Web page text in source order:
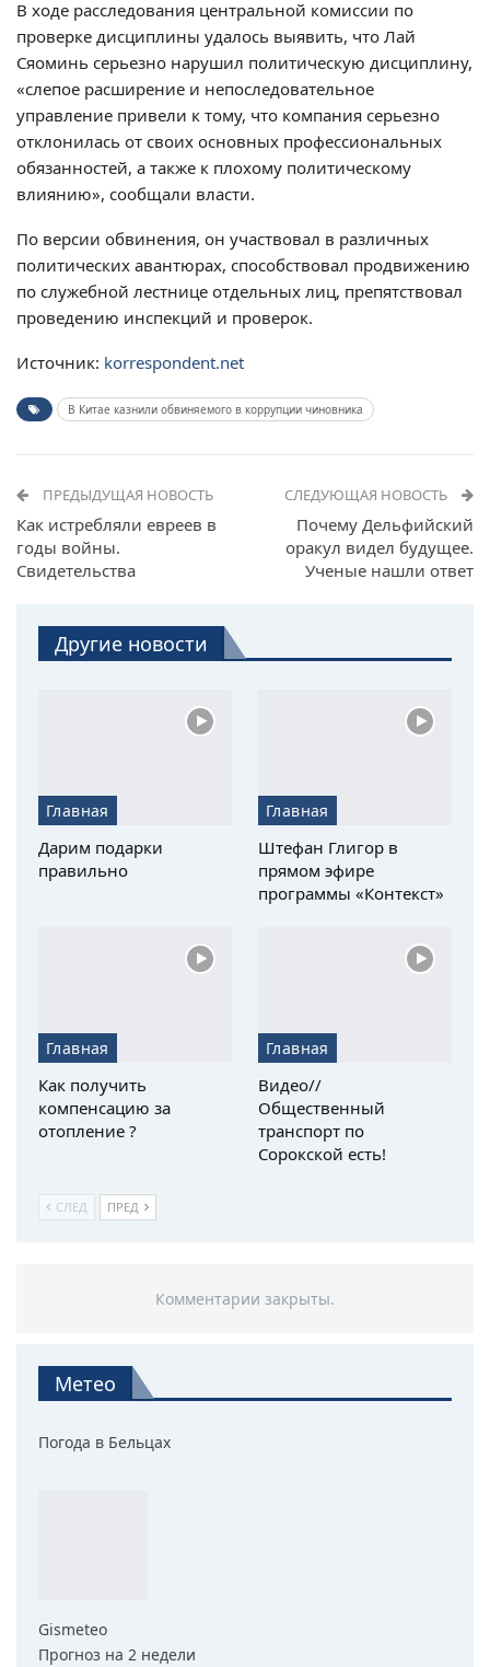
В ходе расследования центральной комиссии по
проверке дисциплины удалось выявить, что Лай
Сяоминь серьезно нарушил политическую дисциплину,
«слепое расширение и непоследовательное
управление привели к тому, что компания серьезно
отклонилась от своих основных профессиональных
обязанностей, а также к плохому политическому
влиянию», сообщали власти.
По версии обвинения, он участвовал в различных
политических авантюрах, способствовал продвижению
по служебной лестнице отдельных лиц, препятствовал
проведению инспекций и проверок.
Источник: korrespondent.net
В Китае казнили обвиняемого в коррупции чиновника
ПРЕДЫДУЩАЯ НОВОСТЬ
Как истребляли евреев в
годы войны.
Cвидетельства
СЛЕДУЮЩАЯ НОВОСТЬ
Почему Дельфийский
оракул видел будущее.
Ученые нашли ответ
Другие новости
Главная
Дарим подарки
правильно
Главная
Штефан Глигор в
прямом эфире
программы «Контекст»
Главная
Как получить
компенсацию за
отопление ?
Главная
Видео//
Общественный
транспорт по
Сорокской есть!
СЛЕД ПРЕД
Комментарии закрыты.
Метео
Погода в Бельцах
Gismeteo
Прогноз на 2 недели